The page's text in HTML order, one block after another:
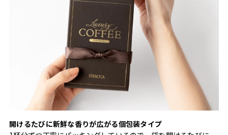
開けるたびに新鮮な香りが広がる個包装タイプ